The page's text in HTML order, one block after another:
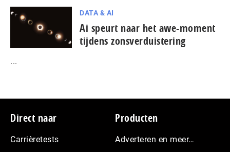
DATA & AI
Ai speurt naar het awe-moment
tijdens zonsverduistering
...
Footer
Direct naar
Carrièretests
Producten
Adverteren en meer…